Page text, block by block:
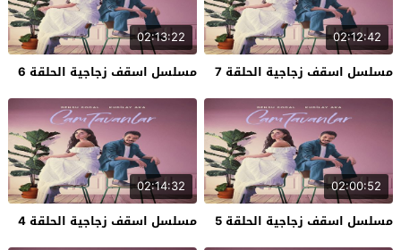
02:12:42
مسلسل اسقف زجاجية الحلقة 7
02:13:22
مسلسل اسقف زجاجية الحلقة 6
02:00:52
مسلسل اسقف زجاجية الحلقة 5
02:14:32
مسلسل اسقف زجاجية الحلقة 4